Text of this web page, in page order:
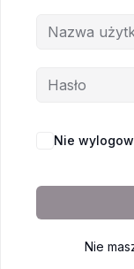
Nie
Nie